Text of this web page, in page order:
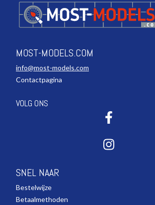
MOST-MODELS.COM
info@most-models.com
Contactpagina
VOLG ONS
SNEL NAAR
Bestelwijze
Betaalmethoden